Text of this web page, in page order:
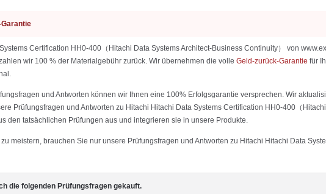
Certification HH0-400（Hitachi Data Systems Architect-Business Continuity） von
wir 100 % der Materialgebühr zurück. Wir übernehmen die volle Geld-zurück-Garantie für
und Antworten können wir Ihnen eine 100% Erfolgsgarantie versprechen. Wir
Prüfungsfragen und Antworten zu Hitachi Hitachi Data Systems Certification HH0-400（
den tatsächlichen Prüfungen aus und integrieren sie in unsere Produkte.
meistern, brauchen Sie nur unsere Prüfungsfragen und Antworten zu Hitachi Hitachi Data
die folgenden Prüfungsfragen gekauft.